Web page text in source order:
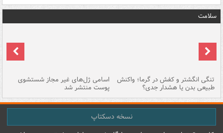
سلامت
تنگی انگشتر و کفش در گرما؛ واکنش
طبیعی بدن یا هشدار جدی؟
اسامی ژل‌های غیر مجاز شستشوی
پوست منتشر شد
نسخه دسکتاپ